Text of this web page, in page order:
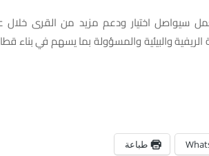
الريفية والبيئية والمسؤولة بما يسهم في بناء
طباعة